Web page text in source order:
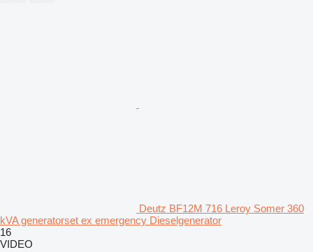
Deutz BF12M 716 Leroy Somer 360
kVA generatorset ex emergency Dieselgenerator
16
VIDEO